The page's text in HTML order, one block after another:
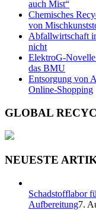
auch Mist“
Chemisches
von
Abfallwirtschaft
nicht
ElektroG-
das BMU
Entsorgung von
Online-Shopping
GLOBAL
NEUESTE
Schadstofflabor
Aufbereitung7.